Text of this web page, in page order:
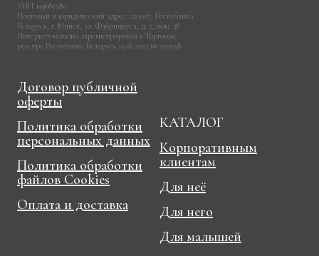
УНП 193685580
Почтовый и юридический адрес: 220007, Республика
Беларусь, г. Минск, ул. Фабрициуса, д. 7, пом. 38
Интернет-магазин зарегистрирован в Торговом
реестре Республике Беларусь 15.06.2023 № 559558
Договор публичной
оферты
Политика обработки
персональных данных
Политика обработки
файлов Cookies
Оплата и доставка
КАТАЛОГ
Корпоративным
клиентам
Для неё
Для него
Для малышей